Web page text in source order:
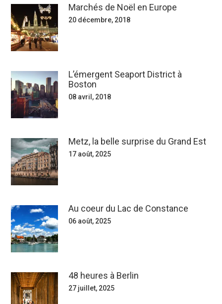
Marchés de Noël en Europe
20 décembre, 2018
L’émergent Seaport District à
Boston
08 avril, 2018
Metz, la belle surprise du Grand Est
17 août, 2025
Au coeur du Lac de Constance
06 août, 2025
48 heures à Berlin
27 juillet, 2025